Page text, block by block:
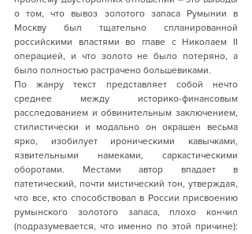
о том, что вывоз золотого запаса Румынии в
Москву был тщательно спланированной
российскими властями во главе с Николаем II
операцией, и что золото не было потеряно, а
было полностью растрачено большевиками.
По жанру текст представляет собой нечто
среднее между историко-финансовым
расследованием и обвинительным заключением,
стилистически и модально он окрашен весьма
ярко, изобилует ироническими кавычками,
язвительными намеками, саркастическими
оборотами. Местами автор впадает в
патетический, почти мистический тон, утверждая,
что все, кто способствовал в России присвоению
румынского золотого запаса, плохо кончил
(подразумевается, что именно по этой причине):